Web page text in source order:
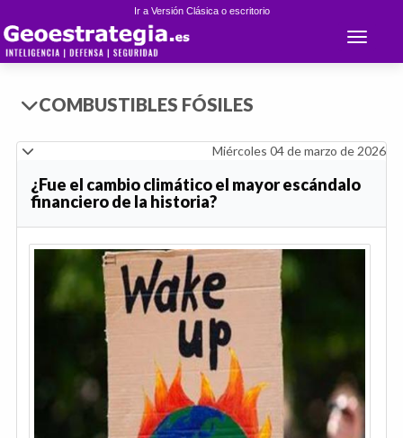
Ir a Versión Clásica o escritorio
Toggle
COMBUSTIBLES FÓSILES
Miércoles 04 de marzo de 2026
¿Fue el cambio climático el mayor escándalo
financiero de la historia?